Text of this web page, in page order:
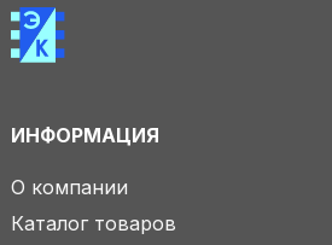
ИНФОРМАЦИЯ
О компании
Каталог товаров